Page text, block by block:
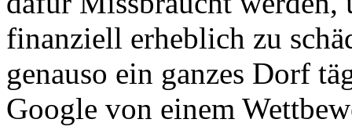
finanziell erheblich zu
genauso ein ganzes Dorf
Google von einem